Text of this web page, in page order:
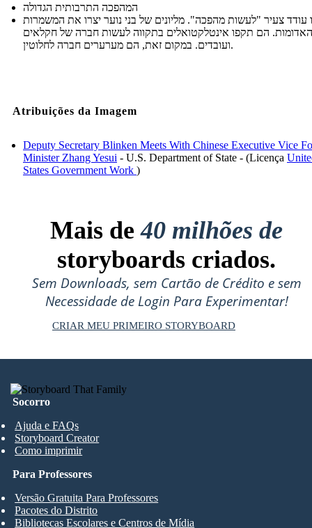
המהפכה התרבותית הגדולה
עודד צעיר "לעשות מהפכה". מליונים של בני נוער יצרו את המשמרות
האדומות. הם תקפו אינטלקטואלים בתקווה לעשות חברה של חקלאים
ועובדים. במקום זאת, הם מערערים חברה לחלוטין.
Atribuições da Imagem
Deputy Secretary Blinken Meets With Chinese Executive Vice
Minister Zhang Yesui - U.S. Department of State - (Licença
States Government Work )
Mais de40 milhões de
storyboards criados.
Sem Downloads, sem Cartão de Crédito e sem
Necessidade de Login Para Experimentar!
CRIAR MEU PRIMEIRO STORYBOARD
Socorro
Ajuda e FAQs
Storyboard Creator
Como imprimir
Para Professores
Versão Gratuita Para Professores
Pacotes do Distrito
Bibliotecas Escolares e Centros de Mídia